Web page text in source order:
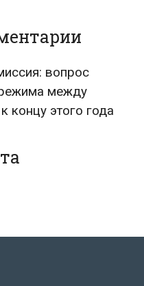
вопрос
между
концу этого года